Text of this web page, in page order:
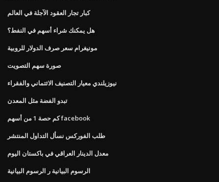
كبار تجار العقود الآجلة في العالم
هل يمكنك شراء أسهم في النفط؟
مونيغرام سعر صرف الدولار للروبية
صورة سهم التصويت
نيوزيلندي معيار التصنيف الائتماني والفقراء
تبدو الفضة مثل المعدن
كم حصة 1 من أسهم facebook
طلب الفوركس نسأل التداول المنتشر
معدل الدينار العراقي في باكستان اليوم
الرسوم البيانية ر الرسوم البيانية